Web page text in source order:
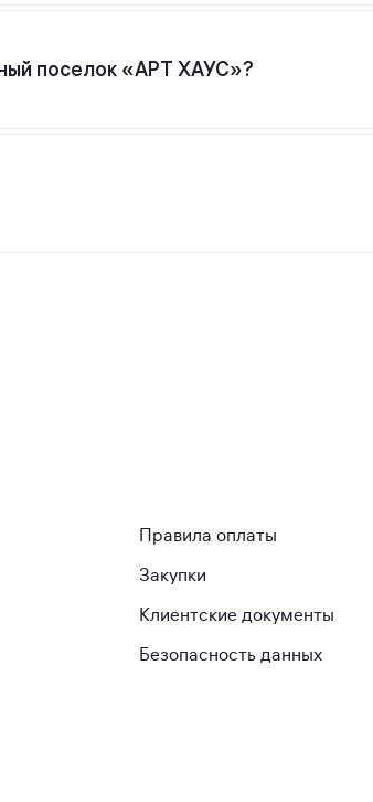
поселок «АРТ ХАУС»?
Правила оплаты
Закупки
Клиентские документы
Безопасность данных